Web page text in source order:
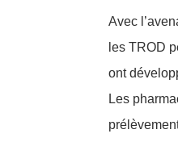
Avec
les TROD
ont
Les